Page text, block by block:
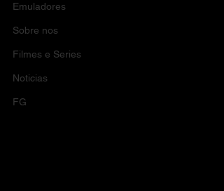
Emuladores
Sobre nos
Filmes e Series
Noticias
FG